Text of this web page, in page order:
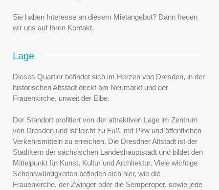
Sie haben Interesse an diesem Mietangebot? Dann freuen
wir uns auf Ihren Kontakt.
Lage
Dieses Quartier befindet sich im Herzen von Dresden, in der
historischen Altstadt direkt am Neumarkt und der
Frauenkirche, unweit der Elbe.
Der Standort profitiert von der attraktiven Lage im Zentrum
von Dresden und ist leicht zu Fuß, mit Pkw und öffentlichen
Verkehrsmitteln zu erreichen. Die Dresdner Altstadt ist der
Stadtkern der sächsischen Landeshauptstadt und bildet den
Mittelpunkt für Kunst, Kultur und Architektur. Viele wichtige
Sehenswürdigkeiten befinden sich hier, wie die
Frauenkirche, der Zwinger oder die Semperoper, sowie jede